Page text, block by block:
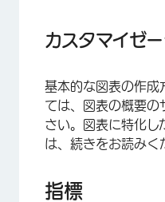
カスタマイゼ
基本的な図表の作成
ては、図表の概要の
さい。図表に特化し
は、続きをお読みく
指標